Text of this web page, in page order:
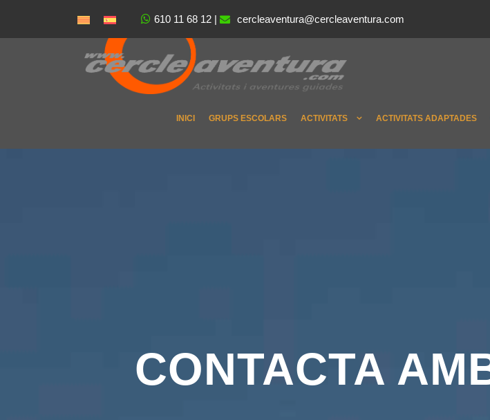
610 11 68 12 | cercleaventura@cercleaventura.com
INICI GRUPS ESCOLARS ACTIVITATS ACTIVITATS ADAPTADES
CONTACTA